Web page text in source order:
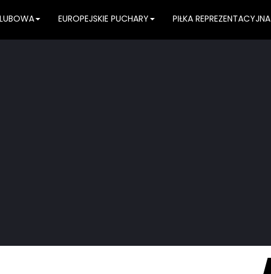
EUROPEJSKIE PUCHARY PIŁKA REPREZENTACYJNA